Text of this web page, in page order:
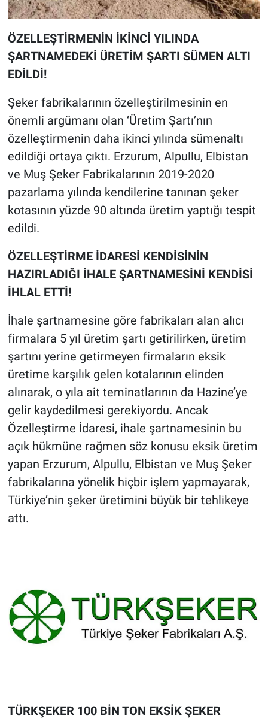
ÖZELLEŞTİRMENİN İKİNCİ YILINDA
ŞARTNAMEDEKİ ÜRETİM ŞARTI SÜMEN ALTI
EDİLDİ!
Şeker fabrikalarının özelleştirilmesinin en
önemli argümanı olan ‘Üretim Şartı’nın
özelleştirmenin daha ikinci yılında sümenaltı
edildiği ortaya çıktı. Erzurum, Alpullu, Elbistan
ve Muş Şeker Fabrikalarının 2019-2020
pazarlama yılında kendilerine tanınan şeker
kotasının yüzde 90 altında üretim yaptığı tespit
edildi.
ÖZELLEŞTİRME İDARESİ KENDİSİNİN
HAZIRLADIĞI İHALE ŞARTNAMESİNİ KENDİSİ
İHLAL ETTİ!
İhale şartnamesine göre fabrikaları alan alıcı
firmalara 5 yıl üretim şartı getirilirken, üretim
şartını yerine getirmeyen firmaların eksik
üretime karşılık gelen kotalarının elinden
alınarak, o yıla ait teminatlarının da Hazine’ye
gelir kaydedilmesi gerekiyordu. Ancak
Özelleştirme İdaresi, ihale şartnamesinin bu
açık hükmüne rağmen söz konusu eksik üretim
yapan Erzurum, Alpullu, Elbistan ve Muş Şeker
fabrikalarına yönelik hiçbir işlem yapmayarak,
Türkiye’nin şeker üretimini büyük bir tehlikeye
attı.
TÜRKŞEKER 100 BİN TON EKSİK ŞEKER